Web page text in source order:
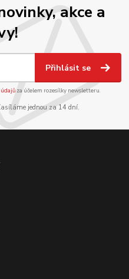
akce a
Přihlásit se
za účelem rozesílky newsletteru.
jednou za 14 dní.